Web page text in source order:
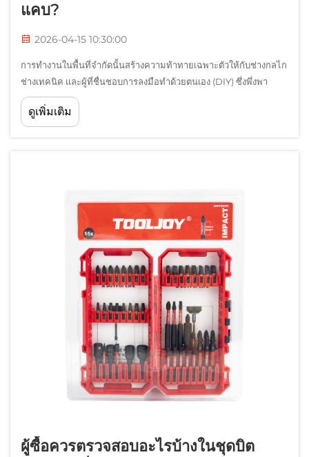
แคบ?
2026-04-15 10:30:00
การทำงานในพื้นที่จำกัดนั้นสร้างความท้าทายเฉพาะตัวให้กับช่างกลไก
ช่างเทคนิค และผู้ที่ชื่นชอบการลงมือทำด้วยตนเอง (DIY) ซึ่งพึ่งพา
เครื่องมือที่มีความแม่นยำเพื่อทำงานให้เสร็จสิ้นอย่างมีประสิทธิภาพ
การเลือกประแจแบบรัตเช็ตที่เหมาะสมจึงมีความสำคัญอย่างยิ่งเมื่อมี
ดูเพิ่มเติม
ผู้ซื้อควรตรวจสอบอะไรบ้างในชุดบิต